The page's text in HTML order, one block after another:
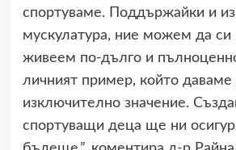
спортуваме. Поддържайки и
мускулатура, ние можем да
живеем по-дълго и
личният пример, който даваме
изключително значение.
спортуващи деца ще ни